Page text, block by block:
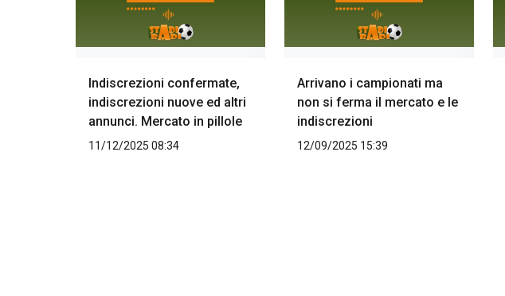
Indiscrezioni confermate,
indiscrezioni nuove ed altri
annunci. Mercato in pillole
11/12/2025 08:34
Arrivano i campionati ma
non si ferma il mercato e le
indiscrezioni
12/09/2025 15:39